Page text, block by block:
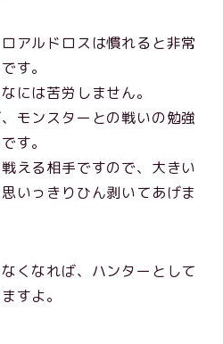
アルドロスは慣れると非常
す。
には苦労しません。
モンスターとの戦いの勉強
す。
える相手ですので、大きい
いっきりひん剥いてあげま
くなれば、ハンターとして
すよ。